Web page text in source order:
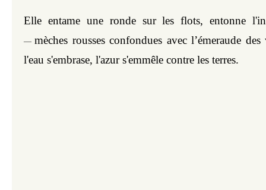
—mèches rousses confondues avec l’émeraude
l'eau s'embrase, l'azur s'emmêle contre les terres.